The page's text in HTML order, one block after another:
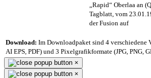
„Rapid“ Oberlaa an
Tagblatt, vom
der Fusion auf
Download: Im Downloadpaket sind 4 verschiedene
AI EPS, PDF) und 3 Pixelgrafikformate (JPG, PNG,
×
×